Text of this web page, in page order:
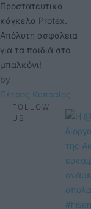
Προστατευτικά
κάγκελα Protex.
Απόλυτη ασφάλεια
για τα παιδιά στο
μπαλκόνι!
by
Πέτρος Κυπραίος
FOLLOW
US